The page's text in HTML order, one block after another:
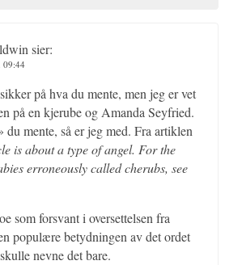
sier:
09:44
på hva du mente, men jeg er vet
på en kjerube og Amanda Seyfried.
du mente, så er jeg med. Fra artiklen
is about a type of angel. For the
erroneously called cherubs, see
som forsvant i oversettelsen fra
populære betydningen av det ordet
nevne det bare.